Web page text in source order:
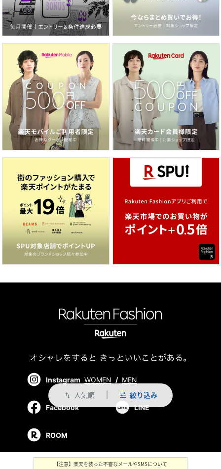
swap_vert 人気順 絞り込み
Instagram WOMEN / MEN
Facebook LINE
ROOM
【注意】楽天を装った不審なメールやSMSについて